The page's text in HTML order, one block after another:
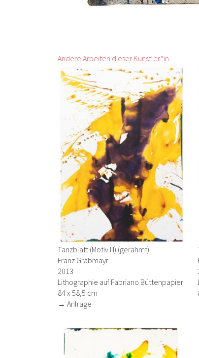
Andere Arbeiten dieser Künstler*in
Tanzblatt (Motiv III) (gerahmt)
Franz Grabmayr
2013
Lithographie auf Fabriano Büttenpapier
84 x 58,5 cm
→ Anfrage